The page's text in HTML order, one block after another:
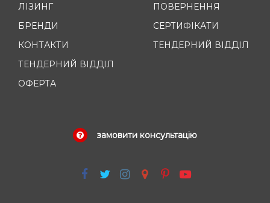
ЛІЗИНГ
БРЕНДИ
КОНТАКТИ
ТЕНДЕРНИЙ ВІДДІЛ
ОФЕРТА
ПОВЕРНЕННЯ
СЕРТИФІКАТИ
ТЕНДЕРНИЙ ВІДДІЛ
замовити консультацію